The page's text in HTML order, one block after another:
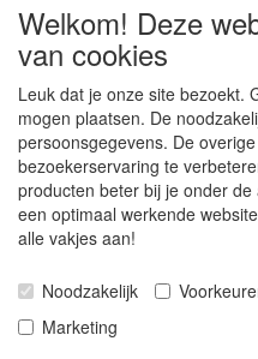
SOCIALE MEDIA
De webshop voor
Kunststof
Welkom! Deze
van cookies
Leuk dat je onze site bezoekt.
mogen plaatsen. De
persoonsgegevens. De
bezoekerservaring te
producten beter bij je onder
een optimaal werkende
alle vakjes aan!
Noodzakelijk
Marketing